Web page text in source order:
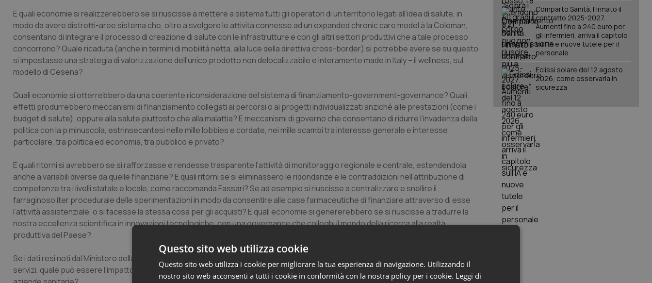
E quali economie si realizzerebbero se si riuscisse a mettere a sistema tutti gli operatori di un territorio legati all’idea di salute, in
modo da avere distretti-aree sistema che, oltre a svolgere le attività connesse ad un expanded chronic care model à la Coleman,
consentano di integrare il processo di creazione di salute con le infrastrutture e con gli altri settori produttivi che a tale processo
concorrono? Quale ricaduta (anche in termini di mobilità netta, alla luce della direttiva cross-border) si potrebbe avere se su questo
si impostasse una strategia di valorizzazione dell’unico prodotto non delocalizzabile e interamente made in Italy – il wellness, sul
modello di Cesena?
Quali economie si otterrebbero da una coerente riconsiderazione del sistema di finanziamento-government-governance? Quali
effetti produrrebbero meccanismi di finanziamento collegati ai percorsi o ai progetti individualizzati anziché alle prestazioni (come i
budget di salute), oppure alla salute piuttosto che alla malattia? E meccanismi di governo che consentano di ridurre l’invadenza della
politica con la p minuscola, estrinsecantesi nelle mille lobbies e cordate, nei mille scambi tra interesse generale e interesse
particolare, tra politica ed economia, tra pubblico e privato?
E quali ritorni si avrebbero se si rafforzasse e rendesse trasparente l’attività di monitoraggio regionale e centrale, estendendola
anche a variabili diverse da quelle finanziarie? E quali ritorni se si eliminassero le ridondanze e le contraddizioni nell’attribuzione di
competenze tra i livelli statale e locale, come raccomanda Fassari? Se ad esempio si riuscisse a centralizzare e snellire il
farraginoso iter procedurale delle sperimentazioni in modo da consentire alle case farmaceutiche di finanziare attraverso di esse
l’attività assistenziale, o si facesse la stessa cosa per gli acquisti? E quali economie si genererebbero se si riuscisse a tradurre la
nostra eccellenza scientifica in innovazioni tecnologiche, con una governance che colleghi il mondo della ricerca alla realtà
produttiva del Paese?
Se i dati resi noti dal Ministero della Salute indicano, come effetto dei DL 98/11 e 95/12, risparmi attesi di oltre 3 mld di euro sui beni e
servizi, quale può essere l’impatto di un intervento sul personale, il cui costo grava in misura assai maggiore sul bilancio delle
Comparto Sanità. Firmato il
contratto 2025-2027.
Aumenti fino a 240 euro per
gli infermieri, arriva il capitolo
sull'IA e nuove tutele per il
personale
Eclissi solare del 12 agosto
2026, come osservarla in
sicurezza
Questo sito web utilizza cookie
Questo sito web utilizza i cookie per migliorare la tua esperienza di navigazione. Utilizzando il
nostro sito web acconsenti a tutti i cookie in conformità con la nostra policy per i cookie. Leggi di